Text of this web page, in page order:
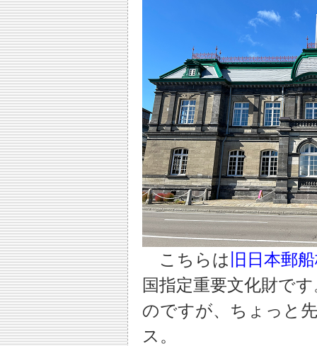
こちらは 旧日本郵
国指定重要文化財で
のですが、ちょっと
ス。